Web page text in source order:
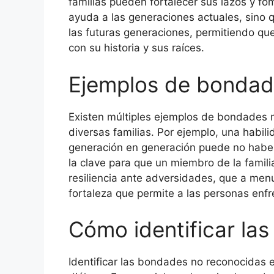
ayuda a las generaciones actuales, sino
las futuras generaciones, permitiendo
con su historia y sus raíces.
Ejemplos de
Existen múltiples ejemplos de
diversas familias. Por ejemplo, una
generación en generación puede no
la clave para que un miembro de la
resiliencia ante adversidades, que a
fortaleza que permite a las personas
Cómo identificar
Identificar las bondades no reconocidas